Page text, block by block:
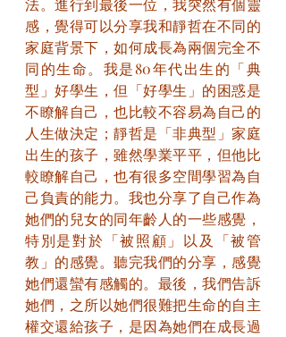
法。進行到最後一位，我突然有個靈
感，覺得可以分享我和靜哲在不同的
家庭背景下，如何成長為兩個完全不
同的生命。我是80年代出生的「典
型」好學生，但「好學生」的困惑是
不瞭解自己，也比較不容易為自己的
人生做決定；靜哲是「非典型」家庭
出生的孩子，雖然學業平平，但他比
較瞭解自己，也有很多空間學習為自
己負責的能力。我也分享了自己作為
她們的兒女的同年齡人的一些感覺，
特別是對於「被照顧」以及「被管
教」的感覺。聽完我們的分享，感覺
她們還蠻有感觸的。最後，我們告訴
她們，之所以她們很難把生命的自主
權交還給孩子，是因為她們在成長過